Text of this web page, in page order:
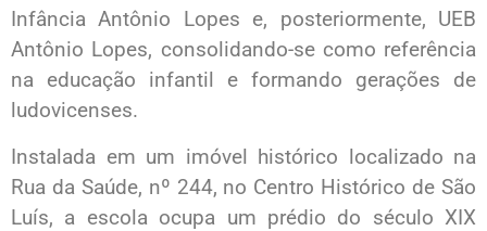
Infância Antônio Lopes e, posteriormente, UEB
Antônio Lopes, consolidando-se como referência
na educação infantil e formando gerações de
ludovicenses.
Instalada em um imóvel histórico localizado na
Rua da Saúde, nº 244, no Centro Histórico de São
Luís, a escola ocupa um prédio do século XIX